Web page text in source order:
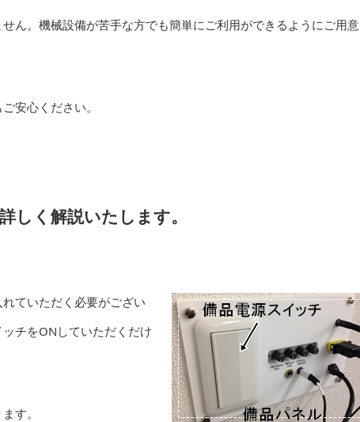
ん。機械設備が苦手な方でも簡単にご利用ができるようにご用意
安心ください。
しく解説いたします。
ていただく必要がござい
チをONしていただくだけ
す。